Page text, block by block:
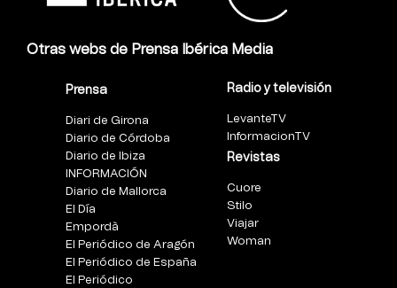
Otras webs de Prensa Ibérica Media
Prensa
Diari de Girona
Diario de Córdoba
Diario de Ibiza
INFORMACIÓN
Diario de Mallorca
El Día
Empordà
El Periódico de Aragón
El Periódico de España
El Periódico
Radio y televisión
LevanteTV
InformacionTV
Revistas
Cuore
Stilo
Viajar
Woman